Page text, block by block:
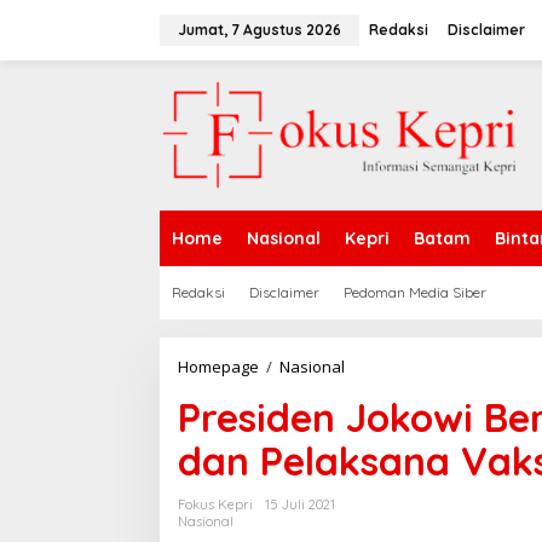
Jumat, 7 Agustus 2026 Redaksi Disclaimer
Home Nasional Kepri Batam
Redaksi Disclaimer Pedoman Media Siber
Homepage / Nasional
s
i
d
Presiden Jokowi
dan Pelaksana
Fokus Kepri
15 Juli 2021
Nasional